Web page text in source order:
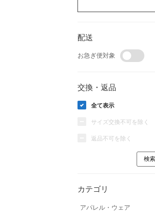
配送
お急ぎ便対象
交換・返品
全て表示
サイズ交換不可を除く
返品不可を除く
カテゴリ
アパレル・ウェア